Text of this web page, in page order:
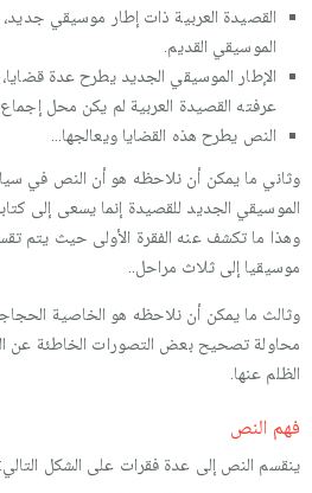
القصيدة العربية ذات إطار موسيقي
الموسيقي القديم.
الإطار الموسيقي الجديد يطرح عدة
عرفته القصيدة العربية لم يكن محل
النص يطرح هذه القضايا ويعالجها...
وثاني ما يمكن أن نلاحظه هو أن النص في
الموسيقي الجديد للقصيدة إنما يسعى إلى
وهذا ما تكشف عنه الفقرة الأولى حيث يتم
موسيقيا إلى ثلاث مراحل..
وثالث ما يمكن أن نلاحظه هو الخاصية
محاولة تصحيح بعض التصورات الخاطئة عن
الظلم عنها.
فهم النص
ينقسم النص إلى عدة فقرات على الشكل التالي: